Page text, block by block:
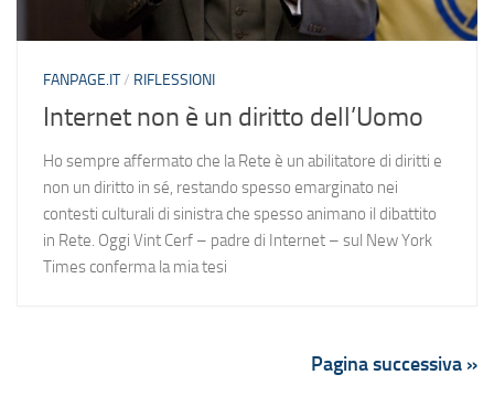
FANPAGE.IT/ RIFLESSIONI
Internet non è un diritto dell’Uomo
Ho sempre affermato che la Rete è un abilitatore di diritti e
non un diritto in sé, restando spesso emarginato nei
contesti culturali di sinistra che spesso animano il dibattito
in Rete. Oggi Vint Cerf – padre di Internet – sul New York
Times conferma la mia tesi
Pagina successiva »